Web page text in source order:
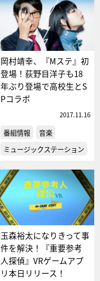
岡村靖幸、『Mステ』初
登場！荻野目洋子も18
年ぶり登場で高校生とS
Pコラボ
2017.11.16
番組情報
音楽
ミュージックステーション
玉森裕太になりきって事
件を解決！『重要参考
人探偵』VRゲームアプ
リ本日リリース！